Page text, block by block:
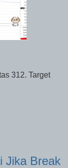
312. Target
Jika Break